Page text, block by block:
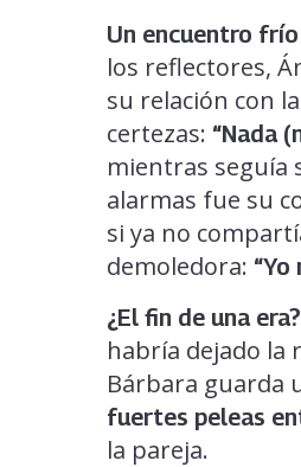
Un encuentro
los reflectores,
su relación con
certezas: “Nada
mientras seguía
alarmas fue su
si ya no
demoledora: “Yo
¿El fin de una era?
habría dejado la
Bárbara guarda
fuertes peleas
la pareja.